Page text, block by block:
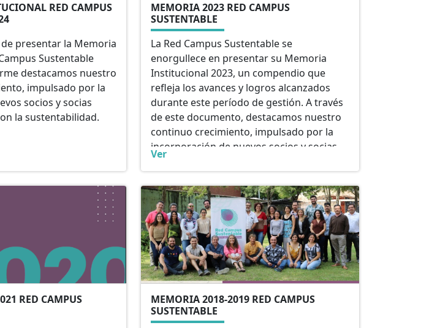
RED CAMPUS
presentar la Memoria
Sustentable
destacamos nuestro
impulsado por la
socios y socias
la sustentabilidad.
MEMORIA 2023 RED CAMPUS
SUSTENTABLE
La Red Campus Sustentable se
enorgullece en presentar su Memoria
Institucional 2023, un compendio que
refleja los avances y logros alcanzados
durante este período de gestión. A través
de este documento, destacamos nuestro
continuo crecimiento, impulsado por la
incorporación de nuevos socios y socias
comprometidos con la sustentabilidad.
Ver
RED CAMPUS
MEMORIA 2018-2019 RED CAMPUS
SUSTENTABLE